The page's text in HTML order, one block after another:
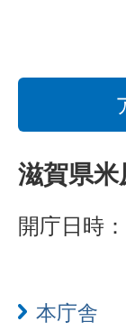
滋賀県米
開庁日時：
本庁舎